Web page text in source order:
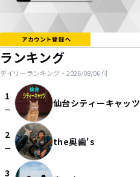
ランキング
デイリーランキング・ 2026/08/06付
1
check_indeterminate_small 仙台シティーキャッツ
2
check_indeterminate_small the奥歯's
3